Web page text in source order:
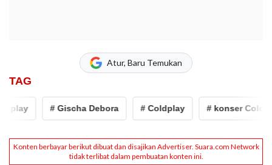
Atur, Baru Temukan
TAG
# Gischa Debora # Coldplay # konser